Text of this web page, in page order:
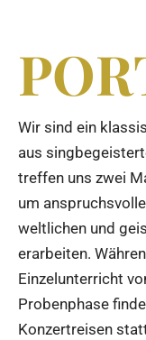
Wir sind ein
aus
treffen uns zwei
um
weltlichen und
erarbeiten.
Einzelunterricht
Probenphase
Konzertreisen